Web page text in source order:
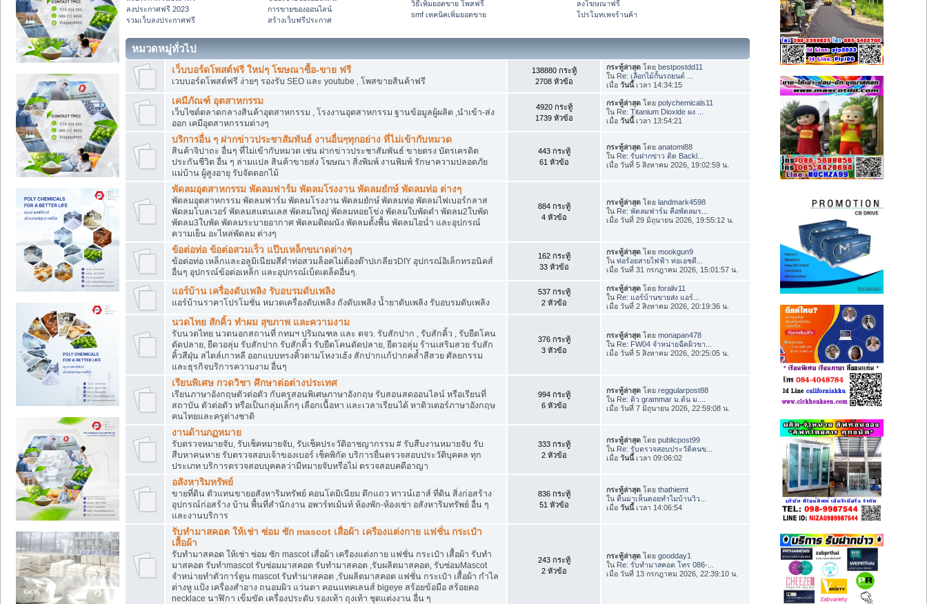
ลงประกาศฟรี 2023
รวมเว็บลงประกาศฟรี
การขายของออนไลน์
สร้างเว็บฟรีประกาศ
วิธีเพิ่มยอดขาย โพสฟรี
smf เทคนิคเพิ่มยอดขาย
ลงโฆษณาฟรี
โปรโมทเพจร้านค้า
หมวดหมู่ทั่วไป
เว็บบอร์ดโพสต์ฟรี ใหม่ๆ โฆษณาซื้อ-ขาย ฟรี
เวบบอร์ดโพสต์ฟรี ง่ายๆ รองรับ SEO และ youtube , โพสขายสินค้าฟรี
138880 กระทู้
2708 หัวข้อ
กระทู้ล่าสุด โดยbestpostdd11
ใน Re: เลือกไม้กั้นรถยนต์ ...
เมื่อวันนี้เวลา 14:34:15
เคมีภัณฑ์ อุตสาหกรรม
เว็บไซต์ตลาดกลางสินค้าอุตสาหกรรม , โรงงานอุตสาหกรรม ฐานข้อมูลผู้ผลิต ,นำเข้า-ส่ง
ออก เคมีอุตสาหกรรมต่างๆ
4920 กระทู้
1739 หัวข้อ
กระทู้ล่าสุด โดยpolychemicals11
ใน Re: Titanium Dioxide ผง ...
เมื่อวันนี้เวลา 13:54:21
บริการอื่น ๆ ฝากข่าวประชาสัมพันธ์ งานอื่นๆทุกอย่าง ที่ไม่เข้ากับหมวด
สินค้าจิปาถะ อื่นๆ ที่ไม่เข้ากับหมวด เช่น ฝากข่าวประชาสัมพันธ์ ขายตรง บัตรเครดิต
ประกันชีวิต อื่น ๆ ล่ามแปล สินค้าขายส่ง โฆษณา สิ่งพิมพ์ งานพิมพ์ รักษาความปลอดภัย
แม่บ้าน ผู้สูงอายุ รับจัดดอกไม้
443 กระทู้
61 หัวข้อ
กระทู้ล่าสุด โดยanatomi88
ใน Re: รับฝากข่าว ติด Backl...
เมื่อ วันที่ 5 สิงหาคม 2026, 19:02:59 น.
พัดลมอุตสาหกรรม พัดลมฟาร์ม พัดลมโรงงาน พัดลมยํกษ์ พัดลมท่อ ต่างๆ
พัดลมอุตสาหกรรม พัดลมฟาร์ม พัดลมโรงงาน พัดลมยํกษ์ พัดลมท่อ พัดลมไฟเบอร์กลาส
พัดลมโบลเวอร์ พัดลมสแตนเลส พัดลมใหญ่ พัดลมหอยโข่ง พัดลมใบพัดดำ พัดลม2ใบพัด
พัดลม3ใบพัด พัดลมระบายอากาศ พัดลมติดผนัง พัดลมตั้งพื้น พัดลมไอน่ำ และอุปกรณ์
ความเย็น อะไหล่พัดลม ต่างๆ
884 กระทู้
4 หัวข้อ
กระทู้ล่าสุด โดยlandmark4598
ใน Re: พัดลมฟาร์ม คือพัดลมร...
เมื่อ วันที่ 29 มิถุนายน 2026, 19:55:12 น.
ข้อต่อท่อ ข้อต่อสวมเร็ว แป๊บเหล็กขนาดต่างๆ
ข้อต่อท่อ เหล็กและอลูมิเนียมสีดำท่อสวมล็อคไม่ต้องต๊าปเกลียวDIY อุปกรณ์อิเล็กทรอนิคส์
อื่นๆ อุปกรณ์ข้อต่อเหล็ก และอุปกรณ์เบ็ดเตล็ดอื่นๆ.
162 กระทู้
33 หัวข้อ
กระทู้ล่าสุด โดยmookgun9
ในท่อร้อยสายไฟฟ้า ท่อเอชดี...
เมื่อ วันที่ 31 กรกฎาคม 2026, 15:01:57 น.
แอร์บ้าน เครื่องดับเพลิง รับอบรมดับเพลิง
แอร์บ้านราคาโปรโมชั่น หมวดเครื่องดับเพลิง ถังดับเพลิง น้ำยาดับเพลิง รับอบรมดับเพลิง
537 กระทู้
2 หัวข้อ
กระทู้ล่าสุด โดยforaliv11
ใน Re: แอร์บ้านขายส่ง แอร์...
เมื่อ วันที่ 2 สิงหาคม 2026, 20:19:36 น.
นวดไทย สักคิ้ว ทำผม สุขภาพ และความงาม
รับนวดไทย นวดนอกสถานที่ กทมฯ ปริมณฑล และ ตจว. รับสักปาก , รับสักคิ้ว , รับยืดโคน
ดัดปลาย, ยืดวอลุ่ม รับสักปาก รับสักคิ้ว รับยืดโคนดัดปลาย, ยืดวอลุ่ม ร้านเสริมสวย รับสัก
คิ้วสีฝุ่น สไตล์เกาหลี ออกแบบทรงคิ้วตามโหงวเฮ้ง สักปากแก้ปากคล้ำสีสวย ศัลยกรรม
และธุรกิจบริการความงาม อื่นๆ
376 กระทู้
3 หัวข้อ
กระทู้ล่าสุด โดยmonapan478
ใน Re: FW04 จำหน่ายฉีดผิวขา...
เมื่อ วันที่ 5 สิงหาคม 2026, 20:25:05 น.
เรียนพิเศษ กวดวิชา ศึกษาต่อต่างประเทศ
เรียนภาษาอังกฤษตัวต่อตัว กับครูสอนพิเศษภาษาอังกฤษ รับสอนสดออนไลน์ หรือเรียนที่
สถาบัน ตัวต่อตัว หรือเป็นกลุ่มเล็กๆ เลือกเนื้อหา และเวลาเรียนได้ หาติวเตอร์ภาษาอังกฤษ
คนไทยและครูต่างชาติ
994 กระทู้
6 หัวข้อ
กระทู้ล่าสุด โดยreggularpost88
ใน Re: ติว grammar ม.ต้น ม....
เมื่อ วันที่ 7 มิถุนายน 2026, 22:59:08 น.
งานด้านกฏหมาย
รับตรวจหมายจับ, รับเช็คหมายจับ, รับเช็คประวัติอาชญากรรม # รับสืบงานหมายจับ รับ
สืบหาคนหาย รับตรวจสอบเจ้าของเบอร์ เช็คพิกัด บริการยื่นตรวจสอบประวัติบุคคล ทุก
ประเภท บริการตรวจสอบบุคคลว่ามีหมายจับหรือไม่ ตรวจสอบคดีอาญา
333 กระทู้
2 หัวข้อ
กระทู้ล่าสุด โดยpublicpost99
ใน Re: รับตรวจสอบประวัติคนข...
เมื่อวันนี้เวลา 09:06:02
อสังหาริมทรัพย์
ขายที่ดิน ตัวแทนขายอสังหาริมทรัพย์ คอนโดมิเนียม ตึกแถว ทาวน์เฮาส์ ที่ดิน สิ่งก่อสร้าง
อุปกรณ์ก่อสร้าง บ้าน พื้นที่สำนักงาน อพาร์ทเม้นท์ ห้องพัก-ห้องเช่า อสังหาริมทรัพย์ อื่น ๆ
และงานบริการ
836 กระทู้
51 หัวข้อ
กระทู้ล่าสุด โดยthathiemt
ในตื่นมาเห็นดอยทำไมบ้านวิว...
เมื่อวันนี้เวลา 14:06:54
รับทำมาสคอต ให้เช่า ซ่อม ซัก mascot เสื่อผ้า เครืองแต่งกาย แฟชั่น กระเป๋า
เสื้อผ้า
รับทำมาสคอต ให้เช่า ซ่อม ซัก mascot เสื่อผ้า เครืองแต่งกาย แฟชั่น กระเป๋า เสื้อผ้า รับทำ
มาสคอต รับทำmascot รับซ่อมมาสคอต รับทำมาสคอต ,รับผลิตมาสคอต, รับซ่อมMascot
จำหน่ายทำตัวการ์ตูน mascot รับทำมาสคอต ,รับผลิตมาสคอต แฟชั่น กระเป๋า เสื้อผ้า กำไล
ต่างหู แป้ง เครื่องสำอาง ถนอมผิว แว่นตา คอนแทคเลนส์ bigeye สร้อยข้อมือ สร้อยคอ
necklace นาฬิกา เข็มขัด เครื่องประดับ รองเท้า ถุงเท้า ชุดแต่งงาน อื่น ๆ
243 กระทู้
2 หัวข้อ
กระทู้ล่าสุด โดยgoodday1
ใน Re: รับทำมาสคอต โทร 086-...
เมื่อ วันที่ 13 กรกฎาคม 2026, 22:39:10 น.